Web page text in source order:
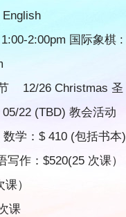
English
2:00pm 国际象棋 :
12/26 Christmas 圣
(TBD) 教会活动
学：$ 410 (包括书本)
作：$520(25 次课）
课）
课